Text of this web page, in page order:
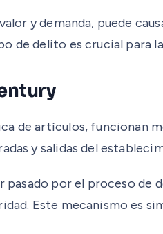
y demanda, puede
de delito es crucial para
de artículos, funcionan
y salidas del
por el proceso
Este mecanismo es